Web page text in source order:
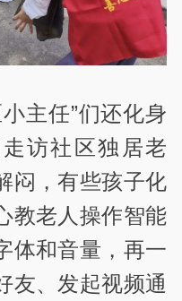
主任”们还化身
访社区独居老
闷，有些孩子化
教老人操作智能
体和音量，再一
友、发起视频通